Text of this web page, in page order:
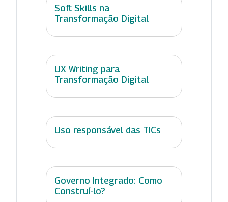
Soft Skills na
Transformação Digital
UX Writing para
Transformação Digital
Uso responsável das TICs
Governo Integrado: Como
Construí-lo?